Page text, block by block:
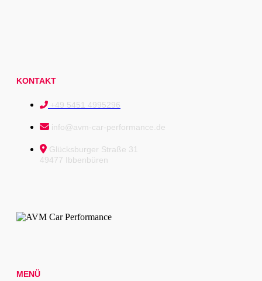
KONTAKT
+49 5451 4995296
info@avm-car-performance.de
Glücksburger Straße 31
49477 Ibbenbüren
MENÜ